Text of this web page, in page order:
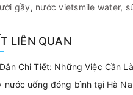
gầy, nước vietsmile water,
LIÊN QUAN
Chi Tiết: Những Việc Cần
nước uống đóng bình tại Hà